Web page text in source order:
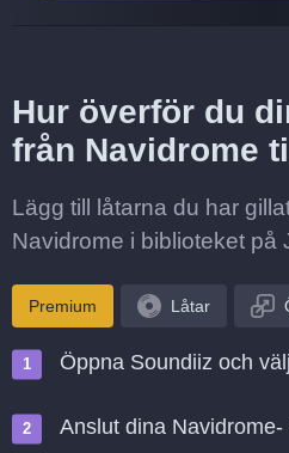
Hur överför du
från Navidrome
Lägg till låtarna du har
Navidrome i biblioteket på
Premium Låtar
Öppna Soundiiz och
Anslut dina